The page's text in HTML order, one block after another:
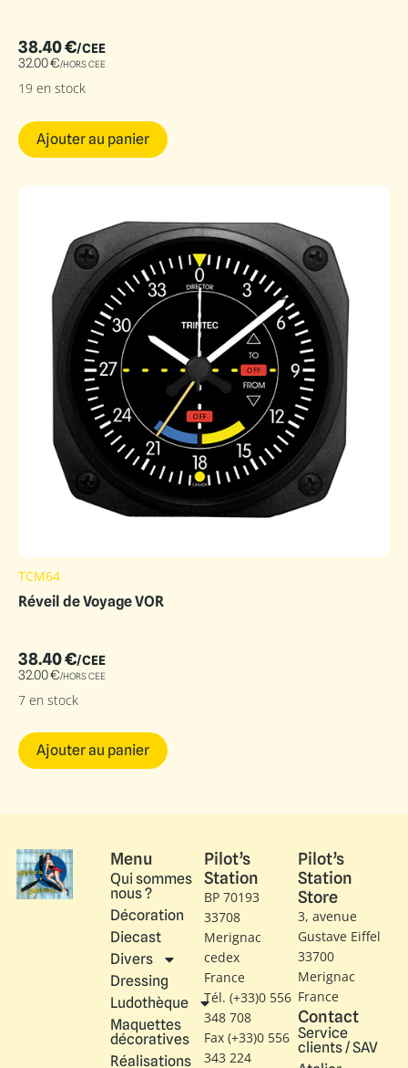
38.40€/CEE
32.00€/HORS CEE
19 en stock
Ajouter au panier
TCM64
Réveil de Voyage VOR
38.40€/CEE
32.00€/HORS CEE
7 en stock
Ajouter au panier
Menu
Qui sommes
nous ?
Décoration
Diecast
Divers
Dressing
Ludothèque
Maquettes
décoratives
Réalisations
Pilot’s
Station
BP 70193
33708
Merignac
cedex
France
Tél. (+33)0 556
348 708
Fax (+33)0 556
343 224
Pilot’s
Station
Store
3, avenue
Gustave Eiffel​
33700
Merignac
France
Contact
Service
clients / SAV